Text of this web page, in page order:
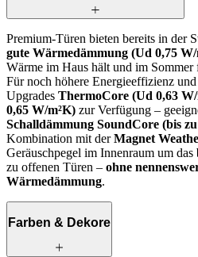
Premium-Türen bieten bereits in der
gute Wärmedämmung (Ud 0,75 W/
Wärme im Haus hält und im Sommer
Für noch höhere Energieeffizienz
Upgrades ThermoCore (Ud 0,63
0,65 W/m²K) zur Verfügung –
Schalldämmung SoundCore (bis
Kombination mit derMagnet
Geräuschpegel im Innenraum um das
zu offenen Türen – ohne
Wärmedämmung.
Farben & Dekore